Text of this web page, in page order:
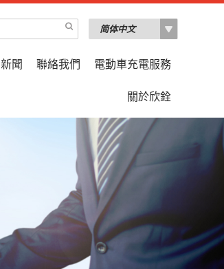
電動車充電服務
聯絡我們
新聞
關於欣銓